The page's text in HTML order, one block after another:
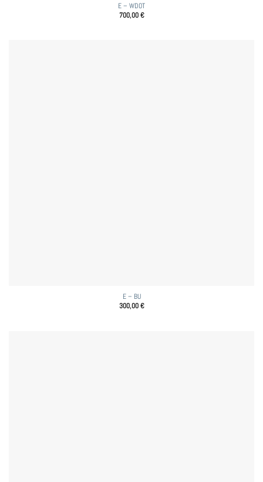
E – WDOT
700,00€
E – BU
300,00€